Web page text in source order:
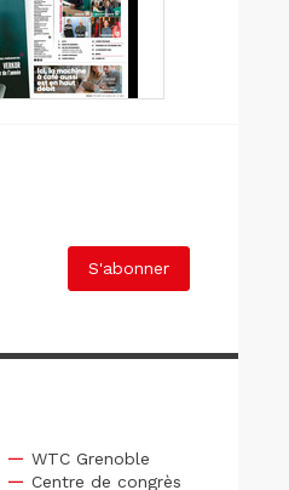
S'abonner
WTC Grenoble
Centre de congrès